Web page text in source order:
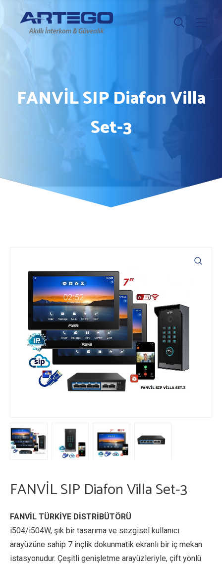
FANVİL SIP Diafon Villa
Set-3
FANVİL SIP Diafon Villa Set-3
FANVİL TÜRKİYE DİSTRİBÜTÖRÜ
i504/i504W, şık bir tasarıma ve sezgisel kullanıcı
arayüzüne sahip 7 inçlik dokunmatik ekranlı bir iç mekan
istasyonudur. Çeşitli genişletme arayüzleriyle, çift yönlü